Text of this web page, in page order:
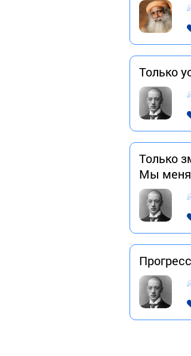
Только
Только
Мы